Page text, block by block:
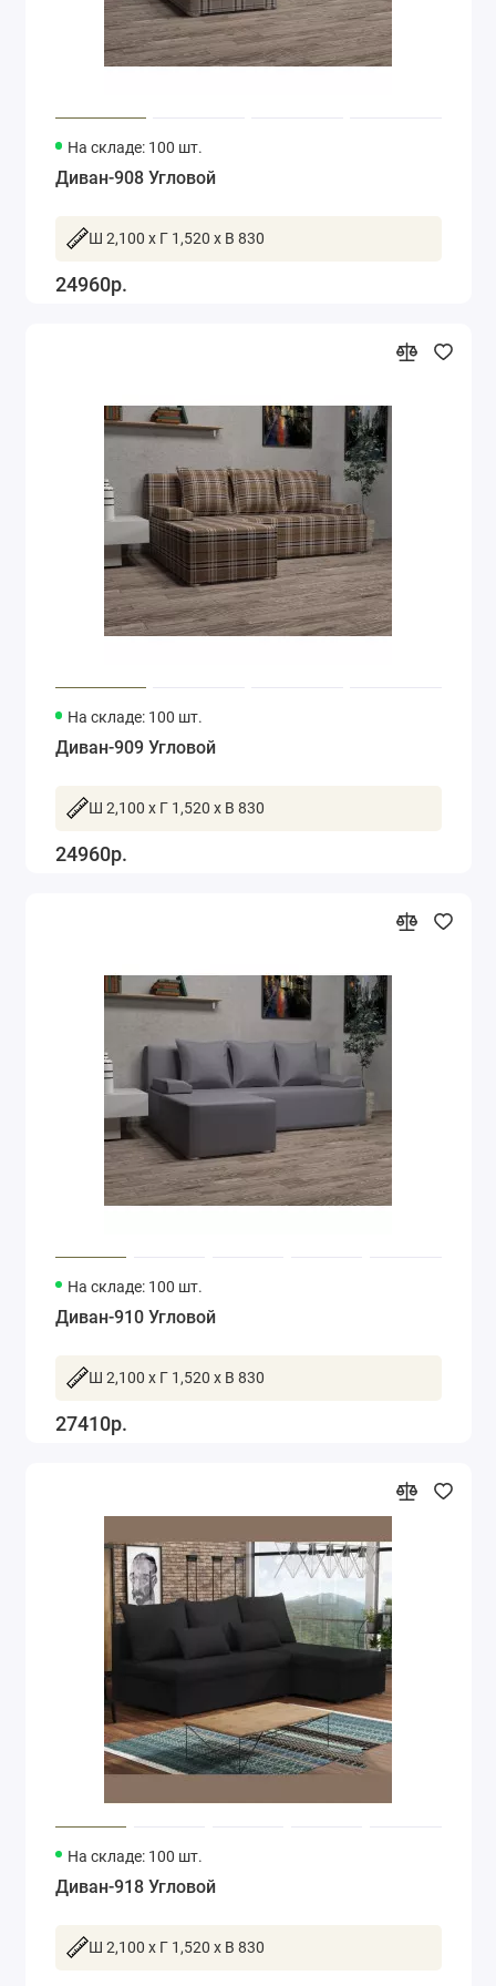
Угловые диваны
Пуфики
На складе: 100 шт.
Диван-908 Угловой
Ш 2,100 x Г 1,520 x В 830
24960р.
На складе: 100 шт.
Диван-909 Угловой
Ш 2,100 x Г 1,520 x В 830
24960р.
На складе: 100 шт.
Диван-910 Угловой
Ш 2,100 x Г 1,520 x В 830
27410р.
На складе: 100 шт.
Диван-918 Угловой
Ш 2,100 x Г 1,520 x В 830